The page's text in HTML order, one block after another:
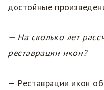
достойные
— На сколько лет
реставрации икон?
— Реставрации икон